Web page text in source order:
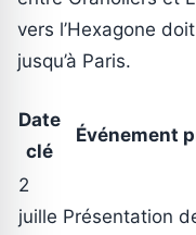
vers l’Hexagone
jusqu’à Paris.
Date
clé
Événement
2
juille Présentation